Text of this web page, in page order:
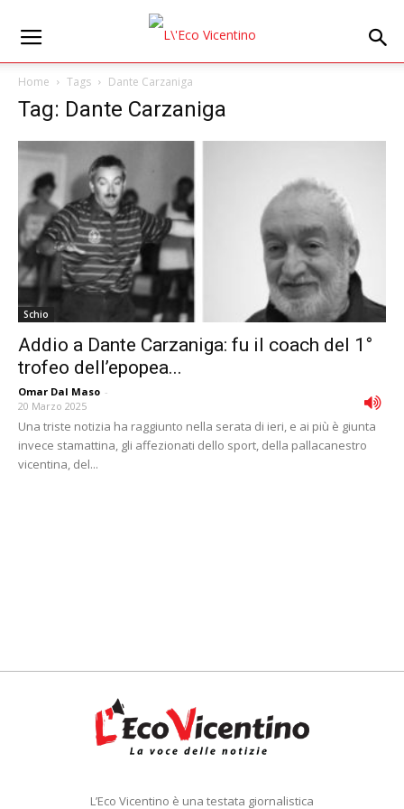
Home Tags Dante Carzaniga
Tag: Dante Carzaniga
Schio
Addio a Dante Carzaniga: fu il coach del 1°
trofeo dell’epopea...
Omar Dal Maso -
20 Marzo 2025
Una triste notizia ha raggiunto nella serata di ieri, e ai più è giunta
invece stamattina, gli affezionati dello sport, della pallacanestro
vicentina, del...
L’Eco Vicentino è una testata giornalistica